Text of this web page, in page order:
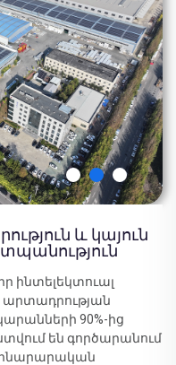
և կայուն
ինտելեկտուալ
90%-ից
են գործարանում